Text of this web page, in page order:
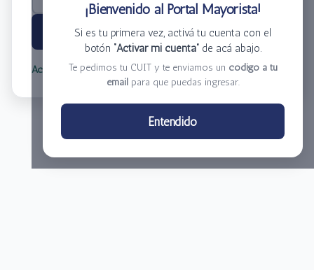
¡Bienvenido al Portal Mayorista!
Si es tu primera vez, activá tu cuenta con el
botón “Activar mi cuenta”de acá abajo.
Te pedimos tu CUIT y te enviamos un código a tu
email para que puedas ingresar.
Entendido
Ingresar
Activar mi cuenta Olvidé mi clave
Centro de Distribución El Bacha S.A.